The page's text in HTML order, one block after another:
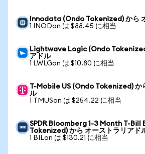
Innodata (Ondo Tokenized) から
1 INODon は $88.45 に相当
Lightwave Logic (Ondo
アドル
1 LWLGon は $10.80 に相当
T-Mobile US (Ondo Tokenized) か
ル
1 TMUSon は $254.22 に相当
SPDR Bloomberg 1-3 Month T-Bill
Tokenized) から オーストラリアド
1 BILon は $130.21 に相当